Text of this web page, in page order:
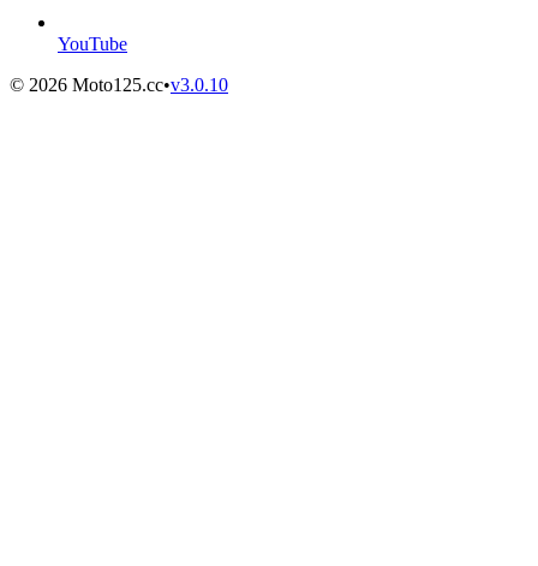
YouTube
© 2026 Moto125.cc•v3.0.10